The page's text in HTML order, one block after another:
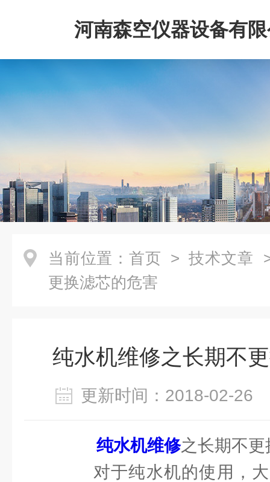
河南森空仪器设备有
当前位置： 首页 > 技术文章
更换滤芯的危害
纯水机维修之长期不
更新时间：2018-02-
纯水机维修之长期不
对于纯水机的使用，大